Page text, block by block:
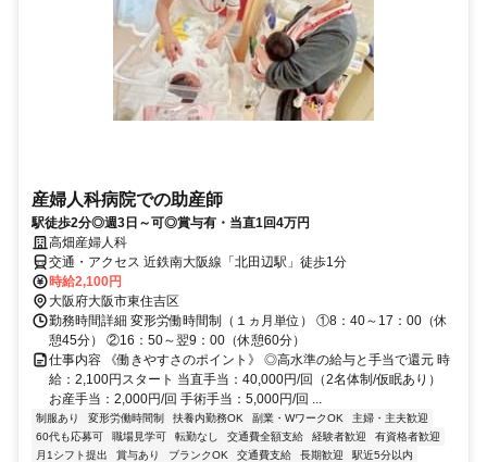
産婦人科病院での助産師
駅徒歩2分◎週3日～可◎賞与有・当直1回4万円
高畑産婦人科
交通・アクセス 近鉄南大阪線「北田辺駅」徒歩1分
時給2,100円
大阪府大阪市東住吉区
勤務時間詳細 変形労働時間制（１ヵ月単位） ①8：40～17：00（休
憩45分） ②16：50～翌9：00（休憩60分）
仕事内容 《働きやすさのポイント》 ◎高水準の給与と手当で還元 時
給：2,100円スタート 当直手当：40,000円/回（2名体制/仮眠あり）
お産手当：2,000円/回 手術手当：5,000円/回 ...
制服あり 変形労働時間制 扶養内勤務OK 副業・WワークOK
主婦・主夫歓迎
60代も応募可
職場見学可 転勤なし 交通費全額支給 経験者歓迎
有資格者歓迎
月1シフト提出
賞与あり ブランクOK 交通費支給 長期歓迎
駅近5分以内